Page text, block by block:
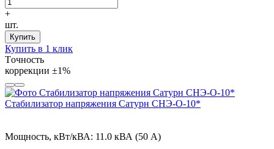
+
шт.
Купить
Купить в 1 клик
Tочность
коррекции ±1%
Стабилизатор напряжения Сатурн СНЭ-О-10*
Мощность, кВт/кВА: 11.0 кВА (50 А)